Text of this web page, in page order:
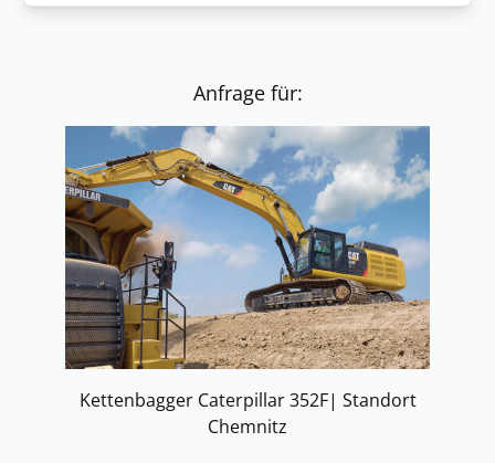
Anfrage für:
Kettenbagger Caterpillar 352F| Standort
Chemnitz